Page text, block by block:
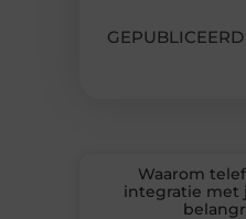
Waarom
integratie met